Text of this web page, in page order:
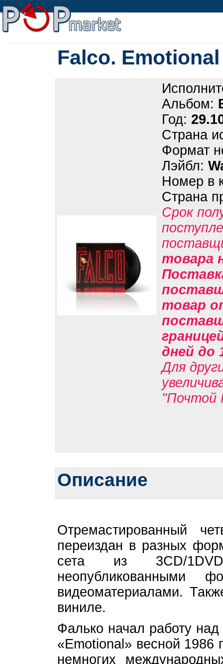
Falco.
Альбом:
Год:
Страна
Формат
Лэйбл:
Номер в
Страна
Срок
товара
товар
дней до
Для
"Почтой
Описание
Отремастированный
переиздан в разных
сета из 3CD/
неопубликованными
видеоматериалами.
виниле.
Фалько начал работу
«Emotional» весной 1986
немногих